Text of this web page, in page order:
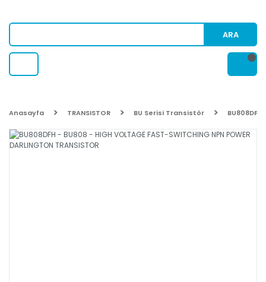
ARA
Anasayfa TRANSISTOR BU Serisi Transistör BU808DFH